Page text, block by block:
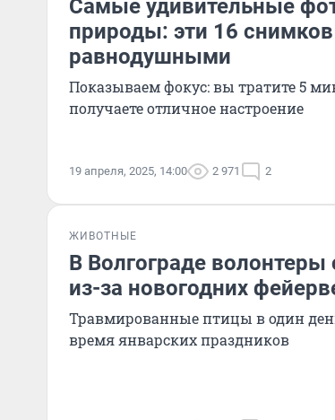
Самые удивительные
природы: эти 16 снимков
равнодушными
Показываем фокус: вы тратите 5
получаете отличное настроение
19 апреля, 2025, 14:00 2 971 2
ЖИВОТНЫЕ
В Волгограде
из-за новогодних
Травмированные птицы в один
время январских праздников